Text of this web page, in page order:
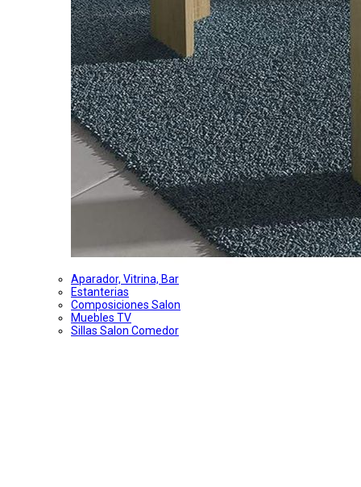
Aparador, Vitrina, Bar
Estanterias
Composiciones Salon
Muebles TV
Sillas Salon Comedor